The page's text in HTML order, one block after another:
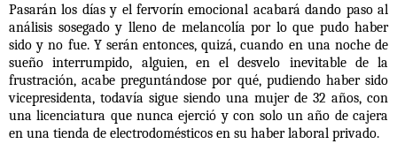
Pasarán los días y el fervorín emocional acabará dando paso al
análisis sosegado y lleno de melancolía por lo que pudo haber
sido y no fue. Y serán entonces, quizá, cuando en una noche de
sueño interrumpido, alguien, en el desvelo inevitable de la
frustración, acabe preguntándose por qué, pudiendo haber sido
vicepresidenta, todavía sigue siendo una mujer de 32 años, con
una licenciatura que nunca ejerció y con solo un año de cajera
en una tienda de electrodomésticos en su haber laboral privado.